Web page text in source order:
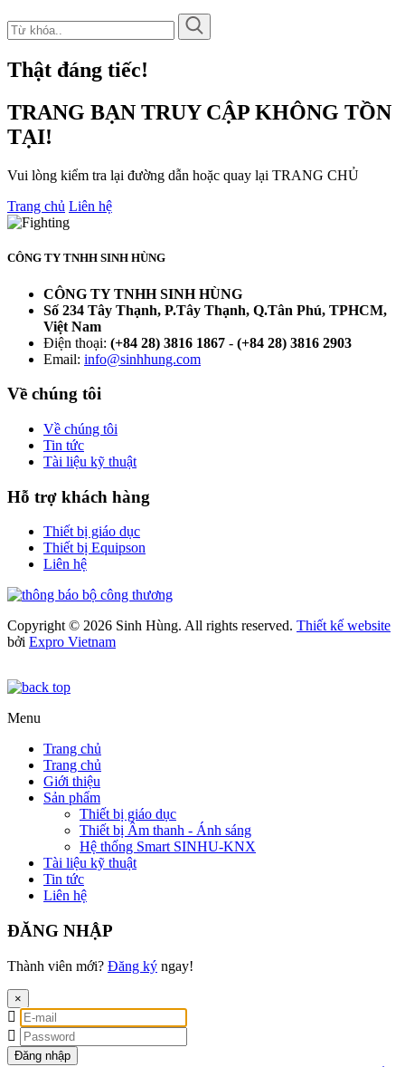
Thật đáng tiếc!
TRANG BẠN TRUY CẬP KHÔNG TỒN
TẠI!
Vui lòng kiểm tra lại đường dẫn hoặc quay lại TRANG CHỦ
Trang chủ Liên hệ
CÔNG TY TNHH SINH HÙNG
CÔNG TY TNHH SINH HÙNG
Số 234 Tây Thạnh, P.Tây Thạnh, Q.Tân Phú, TPHCM,
Việt Nam
Điện thoại: (+84 28) 3816 1867 - (+84 28) 3816 2903
Email: info@sinhhung.com
Về chúng tôi
Về chúng tôi
Tin tức
Tài liệu kỹ thuật
Hỗ trợ khách hàng
Thiết bị giáo dục
Thiết bị Equipson
Liên hệ
Copyright © 2026 Sinh Hùng. All rights reserved. Thiết kế website
bởi Expro Vietnam
Menu
Trang chủ
Trang chủ
Giới thiệu
Sản phẩm
Thiết bị giáo dục
Thiết bị Âm thanh - Ánh sáng
Hệ thống Smart SINHU-KNX
Tài liệu kỹ thuật
Tin tức
Liên hệ
ĐĂNG NHẬP
Thành viên mới? Đăng ký ngay!
×
Đăng nhập